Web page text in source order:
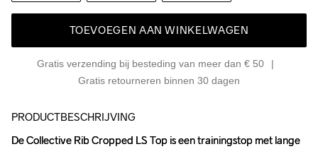
TOEVOEGEN AAN WINKELWAGEN
Gratis verzending bij besteding van meer dan € 50
Gratis retourneren binnen 30 dagen
PRODUCTBESCHRIJVING
De Collective Rib Cropped LS Top is een trainingstop met lange
De Collective Rib Cropped LS Top is een trainingstop met lange